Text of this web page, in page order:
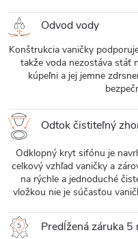
Odvod vody
Konštrukcia vaničky
takže voda nezostáva stáť
kúpeľni a jej jemne
Odtok čistiteľný
Odklopný kryt sifónu je
celkový vzhľad vaničky a
na rýchle a jednoduché
vložkou nie je súčasťou
Predĺžená záruka 5